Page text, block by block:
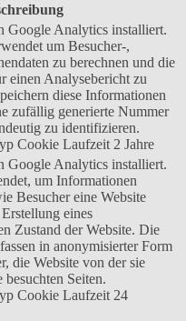
Google Analytics installiert.
um Besucher-,
zu berechnen und die
einen Analysebericht zu
diese Informationen
zufällig generierte Nummer
zu identifizieren.
Cookie Laufzeit 2 Jahre
Google Analytics installiert.
um Informationen
Besucher eine Website
eines
Zustand der Website. Die
in anonymisierter Form
die Website von der sie
Seiten.
Cookie Laufzeit 24